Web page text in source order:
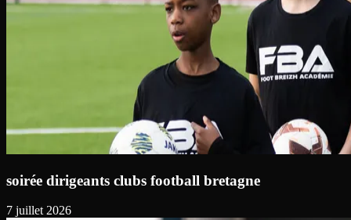
soirée dirigeants clubs football bretagne
7 juillet 2026